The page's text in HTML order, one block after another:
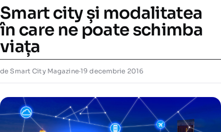
Smart city și modalitatea
în care ne poate schimba
viața
de Smart City Magazine·19 decembrie 2016